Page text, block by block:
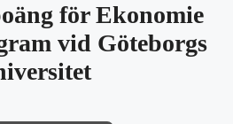
för Ekonomie
vid Göteborgs